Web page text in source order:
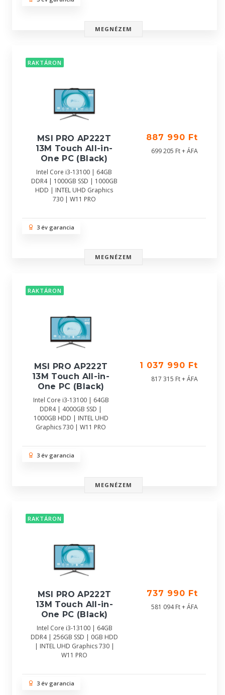
MEGNÉZEM
RAKTÁRON
MSI PRO AP222T
13M Touch All-in-
One PC (Black)
Intel Core i3-13100 | 64GB
DDR4 | 1000GB SSD | 1000GB
HDD | INTEL UHD Graphics
730 | W11 PRO
887 990 Ft
699 205 Ft + ÁFA
3 év garancia
MEGNÉZEM
RAKTÁRON
MSI PRO AP222T
13M Touch All-in-
One PC (Black)
Intel Core i3-13100 | 64GB
DDR4 | 4000GB SSD |
1000GB HDD | INTEL UHD
Graphics 730 | W11 PRO
1 037 990 Ft
817 315 Ft + ÁFA
3 év garancia
MEGNÉZEM
RAKTÁRON
MSI PRO AP222T
13M Touch All-in-
One PC (Black)
Intel Core i3-13100 | 64GB
DDR4 | 256GB SSD | 0GB HDD
| INTEL UHD Graphics 730 |
W11 PRO
737 990 Ft
581 094 Ft + ÁFA
3 év garancia